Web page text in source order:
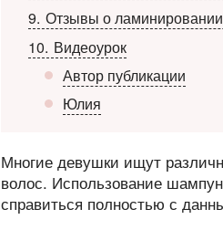
9 Отзывы о
10 Видеоурок
Автор публикации
Юлия
Многие девушки ищут
волос. Использование
справиться полностью с